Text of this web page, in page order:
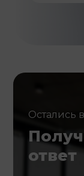
Остались
ответ